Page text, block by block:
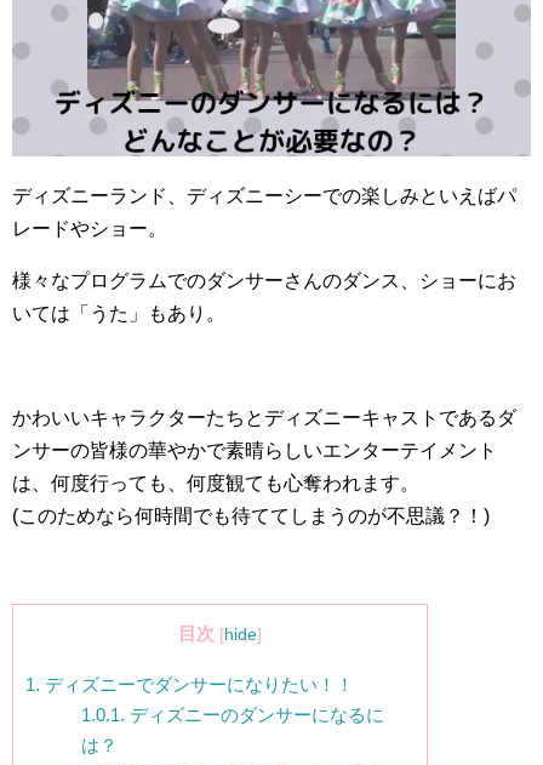
ディズニーランド、ディズニーシーでの楽しみといえばパ
レードやショー。
様々なプログラムでのダンサーさんのダンス、ショーにお
いては「うた」もあり。
かわいいキャラクターたちとディズニーキャストであるダ
ンサーの皆様の華やかで素晴らしいエンターテイメント
は、何度行っても、何度観ても心奪われます。
(このためなら何時間でも待ててしまうのが不思議？！)
目次 [hide]
1. ディズニーでダンサーになりたい！！
1.0.1. ディズニーのダンサーになるに
は？